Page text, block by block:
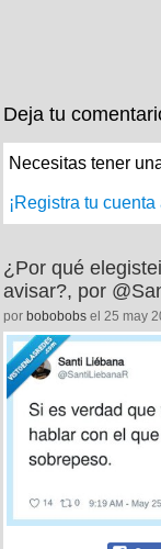
Deja tu
Necesitas tener
¡Registra tu cuenta
¿Por qué
avisar?, por
por bobobobs el 25 may